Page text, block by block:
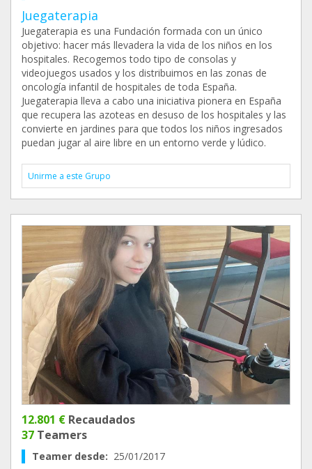
Juegaterapia
Juegaterapia es una Fundación formada con un único
objetivo: hacer más llevadera la vida de los niños en los
hospitales. Recogemos todo tipo de consolas y
videojuegos usados y los distribuimos en las zonas de
oncología infantil de hospitales de toda España.
Juegaterapia lleva a cabo una iniciativa pionera en España
que recupera las azoteas en desuso de los hospitales y las
convierte en jardines para que todos los niños ingresados
puedan jugar al aire libre en un entorno verde y lúdico.
Unirme a este Grupo
12.801 € Recaudados
37 Teamers
Teamer desde: 25/01/2017